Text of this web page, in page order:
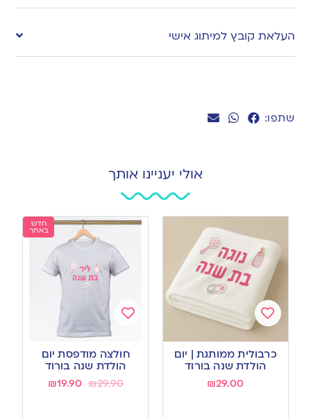
שתפו:
העלאת קובץ למיתוג אישי
אולי יעניינו אותך
Add
to
wishlist
כרבולית ממותגת | יום
הולדת שנה בורוד
₪29.00
חדש
באתר
to
wishlist
חולצה מודפסת יום
הולדת שנה בורוד
₪29.90
₪19.90